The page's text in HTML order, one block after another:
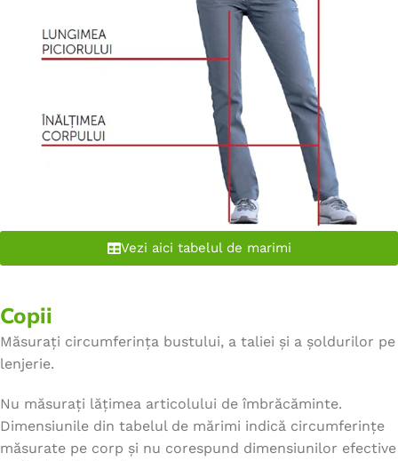
Vezi aici tabelul de marimi
Copii
Măsurați circumferința bustului, a taliei și a șoldurilor pe
lenjerie.
Nu măsurați lățimea articolului de îmbrăcăminte.
Dimensiunile din tabelul de mărimi indică circumferințe
măsurate pe corp și nu corespund dimensiunilor efective